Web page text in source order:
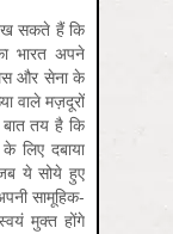
सकते हैं कि
भारत अपने
और सेना के
वाले मज़दूरों
तय है कि
लिए दबाया
ये सोये हुए
सामूहिक-
मुक्त होंगे